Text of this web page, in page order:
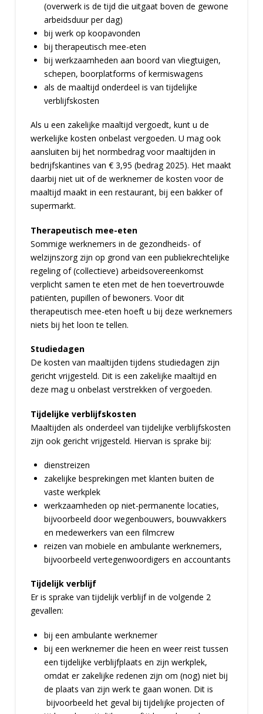
(overwerk is de tijd die uitgaat boven de gewone
arbeidsduur per dag)
bij werk op koopavonden
bij therapeutisch mee-eten
bij werkzaamheden aan boord van vliegtuigen,
schepen, boorplatforms of kermiswagens
als de maaltijd onderdeel is van tijdelijke
verblijfskosten
Als u een zakelijke maaltijd vergoedt, kunt u de
werkelijke kosten onbelast vergoeden. U mag ook
aansluiten bij het normbedrag voor maaltijden in
bedrijfskantines van € 3,95 (bedrag 2025). Het maakt
daarbij niet uit of de werknemer de kosten voor de
maaltijd maakt in een restaurant, bij een bakker of
supermarkt.
Therapeutisch mee-eten
Sommige werknemers in de gezondheids- of
welzijnszorg zijn op grond van een publiekrechtelijke
regeling of (collectieve) arbeidsovereenkomst
verplicht samen te eten met de hen toevertrouwde
patiënten, pupillen of bewoners. Voor dit
therapeutisch mee-eten hoeft u bij deze werknemers
niets bij het loon te tellen.
Studiedagen
De kosten van maaltijden tijdens studiedagen zijn
gericht vrijgesteld. Dit is een zakelijke maaltijd en
deze mag u onbelast verstrekken of vergoeden.
Tijdelijke verblijfskosten
Maaltijden als onderdeel van tijdelijke verblijfskosten
zijn ook gericht vrijgesteld. Hiervan is sprake bij:
dienstreizen
zakelijke besprekingen met klanten buiten de
vaste werkplek
werkzaamheden op niet-permanente locaties,
bijvoorbeeld door wegenbouwers, bouwvakkers
en medewerkers van een filmcrew
reizen van mobiele en ambulante werknemers,
bijvoorbeeld vertegenwoordigers en accountants
Tijdelijk verblijf
Er is sprake van tijdelijk verblijf in de volgende 2
gevallen:
bij een ambulante werknemer
bij een werknemer die heen en weer reist tussen
een tijdelijke verblijfplaats en zijn werkplek,
omdat er zakelijke redenen zijn om (nog) niet bij
de plaats van zijn werk te gaan wonen. Dit is
bijvoorbeeld het geval bij tijdelijke projecten of